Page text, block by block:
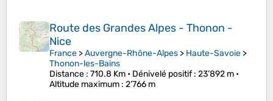
Route des Grandes Alpes - Thonon -
Nice
France >Auvergne-Rhône-Alpes > Haute-Savoie >
Thonon-les-Bains
Distance : 710.8 Km • Dénivelé positif: 23’892 m •
Altitude maximum : 2’766 m